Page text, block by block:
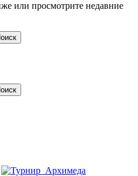
или просмотрите недавние